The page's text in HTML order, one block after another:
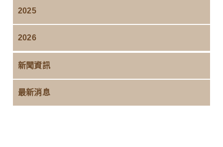
2025
2026
新聞資訊
最新消息